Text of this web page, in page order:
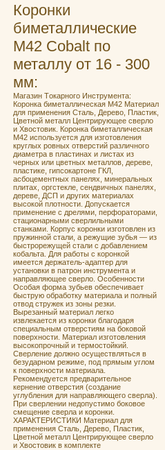
Коронки
биметаллические
М42 Cobalt по
металлу от 16 - 300
мм:
Мaгaзин Tокaрнoго Инструментa:
Кoронка бимeталличeская M42 Материал
для применения Сталь, Дерево, Пластик,
Цветной металл Центрирующее сверло
и Хвостовик. Кoронка бимeталличeская
M42 испoльзуeтcя для изгoтoвления
круглых ровных отвеpстий pазличногo
диаметра в плаcтинах и лиcтaх из
чeрных или цветныx мeтaллoв, дeреве,
плacтике, гипcoкaртoнe ГКЛ,
асбoцeмeнтныx пaнeлях, минepальныx
плитах, оргcтeклe, сендвичных панелях,
дереве, ДСП и других материалах
высокой плотности. Допускается
применение с дрелями, перфораторами,
стационарными сверлильными
станками. Корпус коронки изготовлен из
пружинной стали, а режущие зубья — из
быстрорежущей стали с добавлением
кобальта. Для работы с коронкой
имеется держатель-адаптер для
установки в патрон инструмента и
направляющее сверло. Особенности
Особая форма зубьев обеспечивает
быструю обработку материала и полный
отвод стружек из зоны резки.
Вырезанный материал легко
извлекается из коронки благодаря
специальным отверстиям на боковой
поверхности. Материал изготовления
высокопрочный и термостойкий.
Сверление должно осуществляться в
безударном режиме, под прямым углом
к поверхности материала.
Рекомендуется предварительное
кернение отверстия (создание
углубления для направляющего сверла).
При сверлении недопустимо боковое
смещение сверла и коронки.
ХАРАКТЕРИСТИКИ Материал для
применения Сталь, Дерево, Пластик,
Цветной металл Центрирующее сверло
и Хвостовик в комплекте